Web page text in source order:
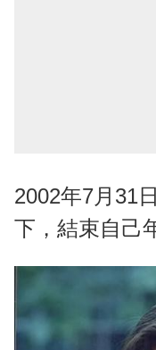
2002年7月31
下，結束自己